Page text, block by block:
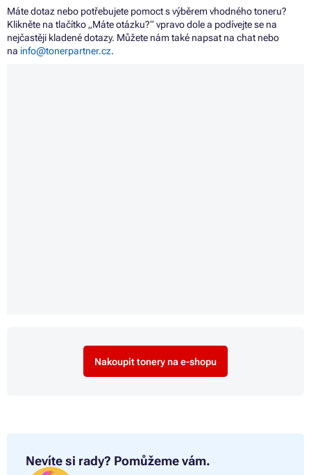
Máte dotaz nebo potřebujete pomoct s výběrem vhodného toneru?
Klikněte na tlačítko „Máte otázku?“ vpravo dole a podívejte se na
nejčastěji kladené dotazy. Můžete nám také napsat na chat nebo
na info@tonerpartner.cz.
Nakoupit tonery na e-shopu
Nevíte si rady? Pomůžeme vám.